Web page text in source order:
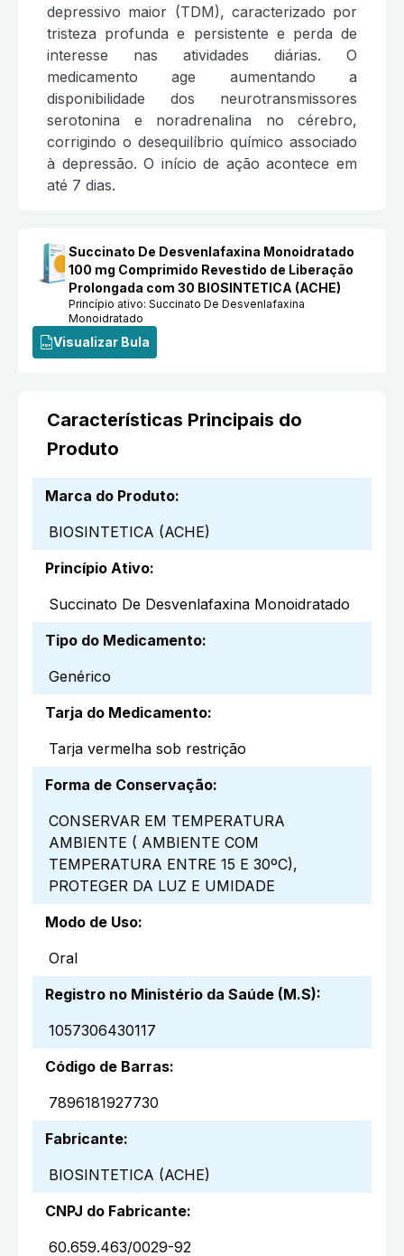
depressivo maior (TDM), caracterizado por
tristeza profunda e persistente e perda de
interesse nas atividades diárias. O
medicamento age aumentando a
disponibilidade dos neurotransmissores
serotonina e noradrenalina no cérebro,
corrigindo o desequilíbrio químico associado
à depressão. O início de ação acontece em
até 7 dias.
Succinato De Desvenlafaxina Monoidratado
100 mg Comprimido Revestido de Liberação
Prolongada com 30 BIOSINTETICA (ACHE)
Princípio ativo:Succinato De Desvenlafaxina
Monoidratado
Visualizar Bula
Características Principais do
Produto
Marca do Produto:
BIOSINTETICA (ACHE)
Princípio Ativo:
Succinato De Desvenlafaxina Monoidratado
Tipo do Medicamento:
Genérico
Tarja do Medicamento:
Tarja vermelha sob restrição
Forma de Conservação:
CONSERVAR EM TEMPERATURA
AMBIENTE ( AMBIENTE COM
TEMPERATURA ENTRE 15 E 30ºC),
PROTEGER DA LUZ E UMIDADE
Modo de Uso:
Oral
Registro no Ministério da Saúde (M.S):
1057306430117
Código de Barras:
7896181927730
Fabricante:
BIOSINTETICA (ACHE)
CNPJ do Fabricante:
60.659.463/0029-92